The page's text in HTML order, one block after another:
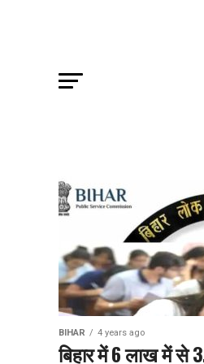
BIHAR 4 years ago
बिहार में 6 लाख में से